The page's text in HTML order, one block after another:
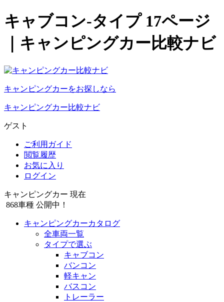
キャブコン-タイプ 17ページ
｜キャンピングカー比較ナビ
キャンピングカーをお探しなら
キャンピングカー比較ナビ
ゲスト
ご利用ガイド
閲覧履歴
お気に入り
ログイン
キャンピングカー 現在
868車種 公開中！
キャンピングカーカタログ
全車両一覧
タイプで選ぶ
キャブコン
バンコン
軽キャン
バスコン
トレーラー